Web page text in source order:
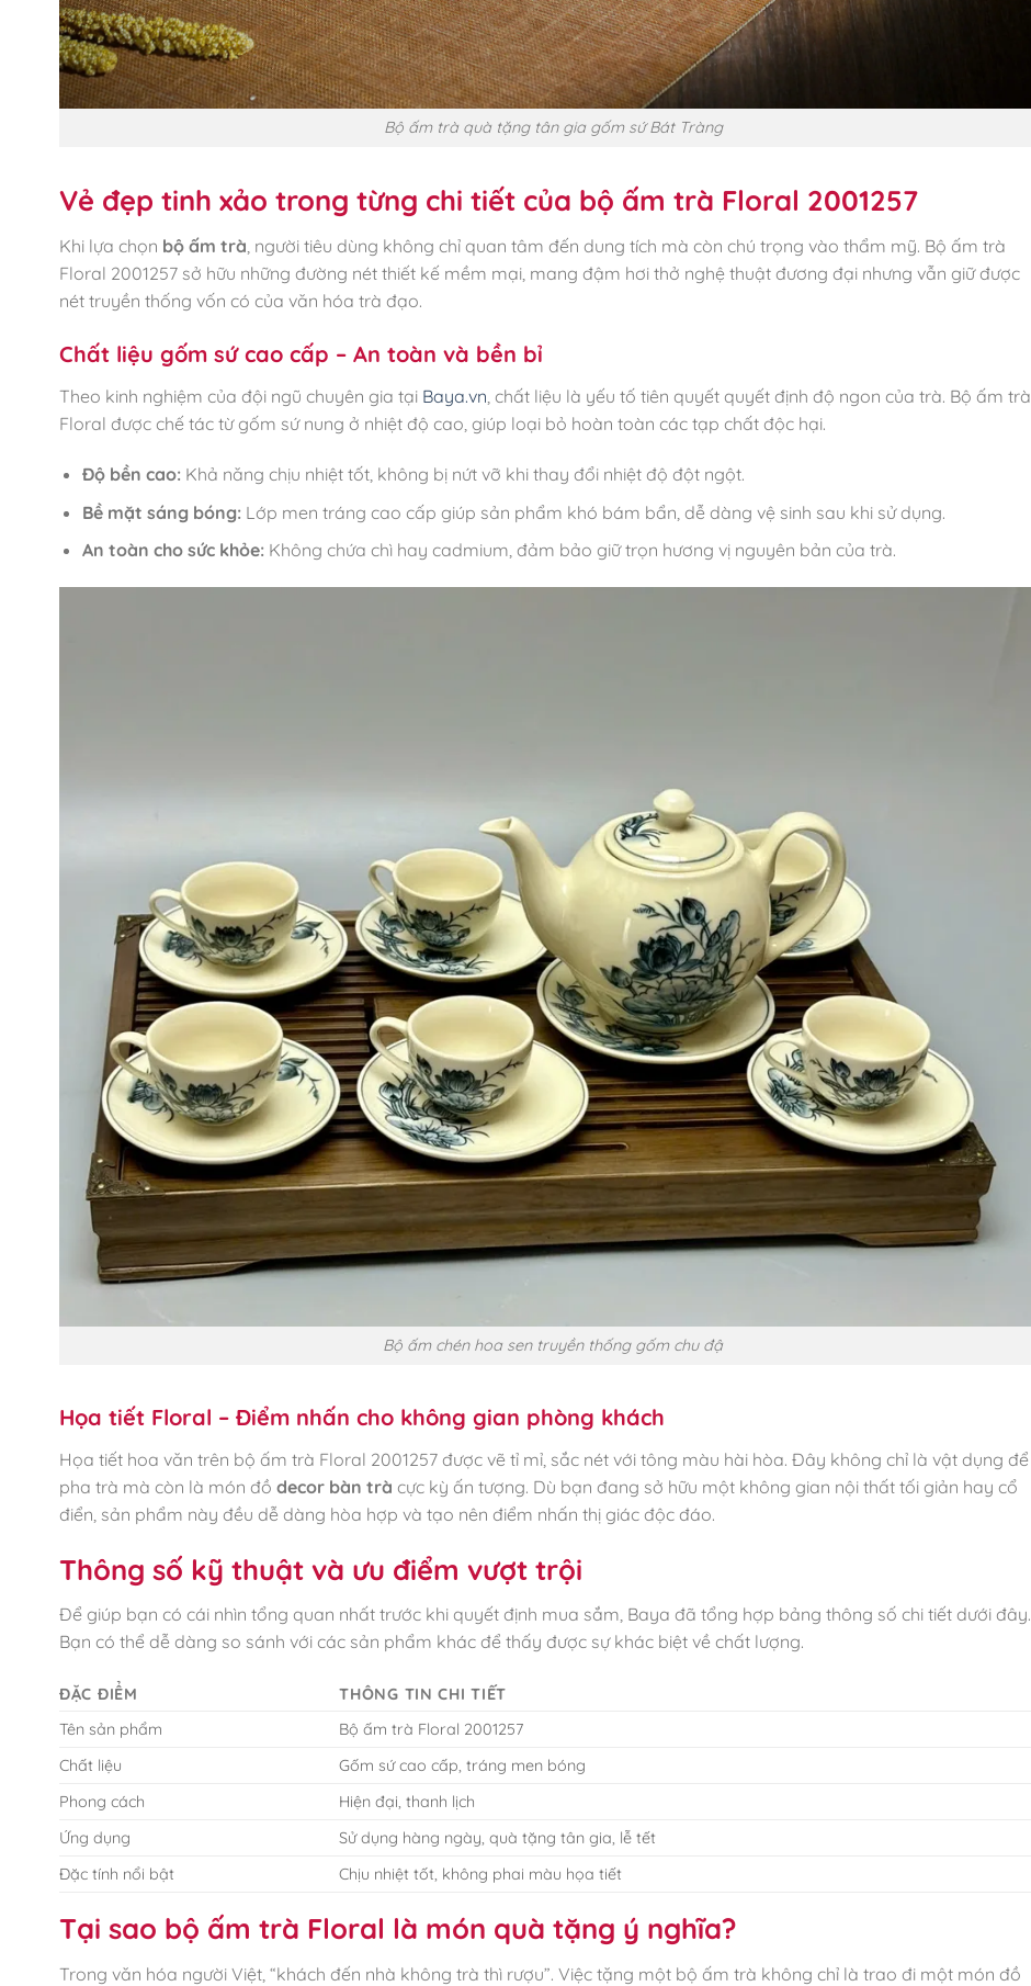
Bộ ấm trà quà tặng tân gia gốm sứ Bát Tràng
Vẻ đẹp tinh xảo trong từng chi tiết của bộ ấm trà Floral 2001257
Khi lựa chọn bộ ấm trà , người tiêu dùng không chỉ quan tâm đến dung tích mà còn chú trọng vào thẩm mỹ. Bộ ấm trà
Floral 2001257 sở hữu những đường nét thiết kế mềm mại, mang đậm hơi thở nghệ thuật đương đại nhưng vẫn giữ được
nét truyền thống vốn có của văn hóa trà đạo.
Chất liệu gốm sứ cao cấp – An toàn và bền bỉ
Theo kinh nghiệm của đội ngũ chuyên gia tại Baya.vn, chất liệu là yếu tố tiên quyết quyết định độ ngon của trà. Bộ ấm trà
Floral được chế tác từ gốm sứ nung ở nhiệt độ cao, giúp loại bỏ hoàn toàn các tạp chất độc hại.
Độ bền cao:Khả năng chịu nhiệt tốt, không bị nứt vỡ khi thay đổi nhiệt độ đột ngột.
Bề mặt sáng bóng:Lớp men tráng cao cấp giúp sản phẩm khó bám bẩn, dễ dàng vệ sinh sau khi sử dụng.
An toàn cho sức khỏe:Không chứa chì hay cadmium, đảm bảo giữ trọn hương vị nguyên bản của trà.
Bộ ấm chén hoa sen truyền thống gốm chu đậ
Họa tiết Floral – Điểm nhấn cho không gian phòng khách
Họa tiết hoa văn trên bộ ấm trà Floral 2001257 được vẽ tỉ mỉ, sắc nét với tông màu hài hòa. Đây không chỉ là vật dụng để
pha trà mà còn là món đồ decor bàn trà cực kỳ ấn tượng. Dù bạn đang sở hữu một không gian nội thất tối giản hay cổ
điển, sản phẩm này đều dễ dàng hòa hợp và tạo nên điểm nhấn thị giác độc đáo.
Thông số kỹ thuật và ưu điểm vượt trội
Để giúp bạn có cái nhìn tổng quan nhất trước khi quyết định mua sắm, Baya đã tổng hợp bảng thông số chi tiết dưới đây.
Bạn có thể dễ dàng so sánh với các sản phẩm khác để thấy được sự khác biệt về chất lượng.
ĐẶC ĐIỂM
THÔNG TIN CHI TIẾT
Tên sản phẩm
Bộ ấm trà Floral 2001257
Chất liệu
Gốm sứ cao cấp, tráng men bóng
Phong cách
Hiện đại, thanh lịch
Ứng dụng
Sử dụng hàng ngày, quà tặng tân gia, lễ tết
Đặc tính nổi bật
Chịu nhiệt tốt, không phai màu họa tiết
Tại sao bộ ấm trà Floral là món quà tặng ý nghĩa?
Trong văn hóa người Việt, “khách đến nhà không trà thì rượu”. Việc tặng một bộ ấm trà không chỉ là trao đi một món đồ